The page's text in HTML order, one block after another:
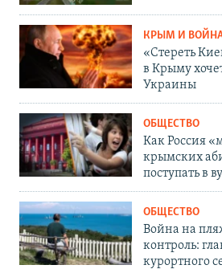
КРЫМ И
«Стереть
в Крыму
Украины
ОБЩЕСТВО
Как Россия
крымских
поступать в
ОБЩЕСТВО
Война на
контроль:
курортного